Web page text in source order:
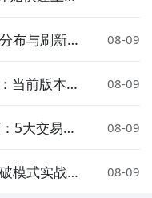
布与刷新点
08-09
当前版本高
08-09
5大交易平
08-09
模式实战表
08-09